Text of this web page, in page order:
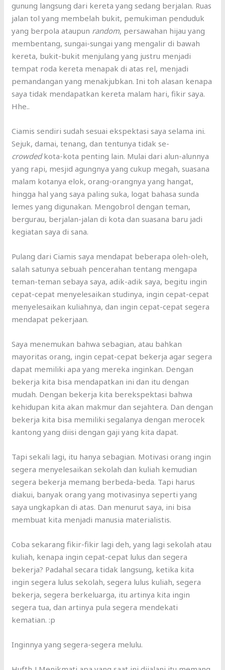
gunung langsung dari kereta yang sedang berjalan. Ruas
jalan tol yang membelah bukit, pemukiman penduduk
yang berpola ataupun random, persawahan hijau yang
membentang, sungai-sungai yang mengalir di bawah
kereta, bukit-bukit menjulang yang justru menjadi
tempat roda kereta menapak di atas rel, menjadi
pemandangan yang menakjubkan. Ini toh alasan kenapa
saya tidak mendapatkan kereta malam hari, fikir saya.
Hhe..
Ciamis sendiri sudah sesuai ekspektasi saya selama ini.
Sejuk, damai, tenang, dan tentunya tidak se-
crowdedkota-kota penting lain. Mulai dari alun-alunnya
yang rapi, mesjid agungnya yang cukup megah, suasana
malam kotanya elok, orang-orangnya yang hangat,
hingga hal yang saya paling suka, logat bahasa sunda
lemes yang digunakan. Mengobrol dengan teman,
bergurau, berjalan-jalan di kota dan suasana baru jadi
kegiatan saya di sana.
Pulang dari Ciamis saya mendapat beberapa oleh-oleh,
salah satunya sebuah pencerahan tentang mengapa
teman-teman sebaya saya, adik-adik saya, begitu ingin
cepat-cepat menyelesaikan studinya, ingin cepat-cepat
menyelesaikan kuliahnya, dan ingin cepat-cepat segera
mendapat pekerjaan.
Saya menemukan bahwa sebagian, atau bahkan
mayoritas orang, ingin cepat-cepat bekerja agar segera
dapat memiliki apa yang mereka inginkan. Dengan
bekerja kita bisa mendapatkan ini dan itu dengan
mudah. Dengan bekerja kita berekspektasi bahwa
kehidupan kita akan makmur dan sejahtera. Dan dengan
bekerja kita bisa memiliki segalanya dengan merocek
kantong yang diisi dengan gaji yang kita dapat.
Tapi sekali lagi, itu hanya sebagian. Motivasi orang ingin
segera menyelesaikan sekolah dan kuliah kemudian
segera bekerja memang berbeda-beda. Tapi harus
diakui, banyak orang yang motivasinya seperti yang
saya ungkapkan di atas. Dan menurut saya, ini bisa
membuat kita menjadi manusia materialistis.
Coba sekarang fikir-fikir lagi deh, yang lagi sekolah atau
kuliah, kenapa ingin cepat-cepat lulus dan segera
bekerja? Padahal secara tidak langsung, ketika kita
ingin segera lulus sekolah, segera lulus kuliah, segera
bekerja, segera berkeluarga, itu artinya kita ingin
segera tua, dan artinya pula segera mendekati
kematian. :p
Inginnya yang segera-segera melulu.